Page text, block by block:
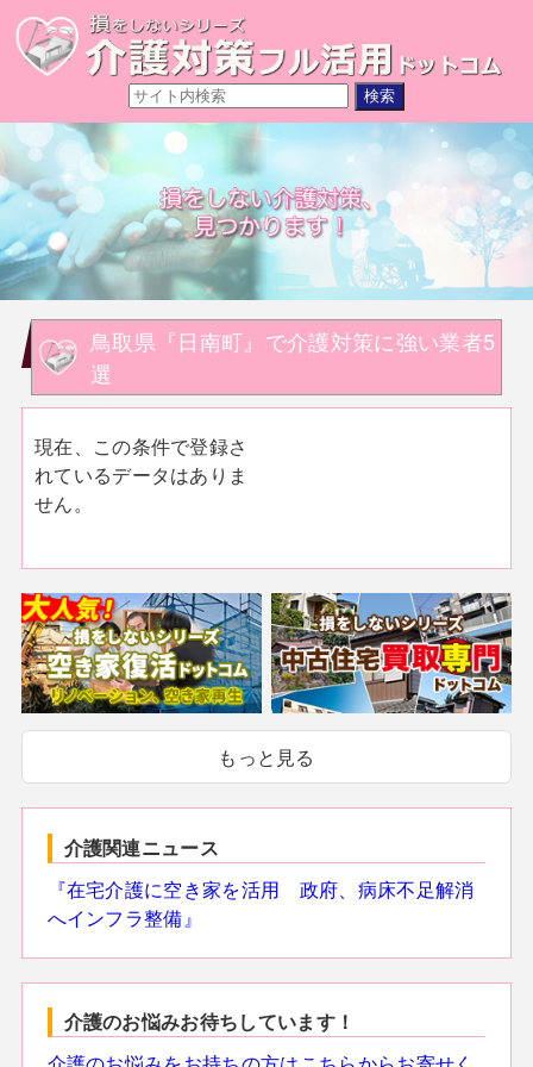
鳥取県『日南町』で介護対策に強い業者5
選
現在、この条件で登録さ
れているデータはありま
せん。
もっと見る
介護関連ニュース
『在宅介護に空き家を活用 政府、病床不足解消
へインフラ整備』
介護のお悩みお待ちしています！